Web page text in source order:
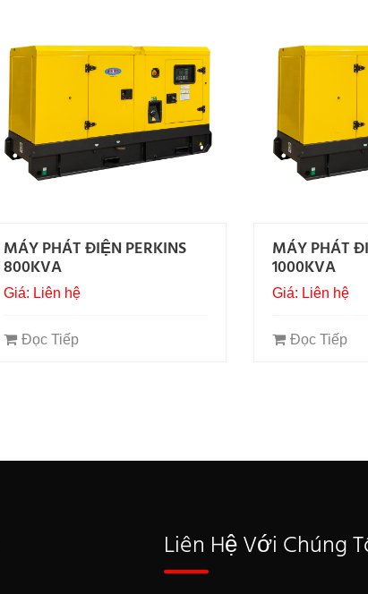
MÁY PHÁT ĐIỆN PERKINS
800KVA
Giá: Liên hệ
Đọc Tiếp
MÁY PHÁT
1000KVA
Giá: Liên hệ
Đọc Tiếp
Liên Hệ Với Chúng